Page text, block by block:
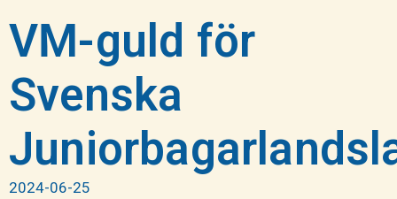
VM-guld för
Svenska
2024-06-25